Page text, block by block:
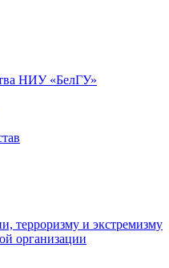
НИУ «БелГУ»
терроризму и экстремизму
организации